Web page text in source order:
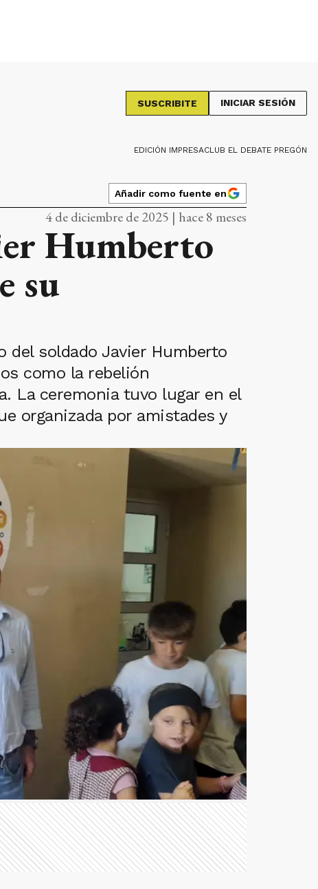
SUSCRIBITE INICIAR SESIÓN
EDICIÓN IMPRESACLUB EL DEBATE PREGÓN
Añadir como fuente en
4 de diciembre de 2025 | hace 8 meses
Humberto
su
del soldado Javier Humberto
como la rebelión
La ceremonia tuvo lugar en el
organizada por amistades y